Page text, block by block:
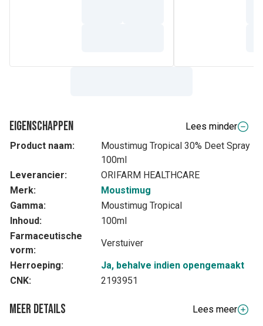
Eigenschappen
Lees minder
Product naam:
Moustimug Tropical 30% Deet Spray
100ml
Leverancier:
ORIFARM HEALTHCARE
Merk:
Moustimug
Gamma:
Moustimug Tropical
Inhoud:
100ml
Farmaceutische
vorm:
Verstuiver
Herroeping:
Ja, behalve indien opengemaakt
CNK:
2193951
Meer details
Lees meer